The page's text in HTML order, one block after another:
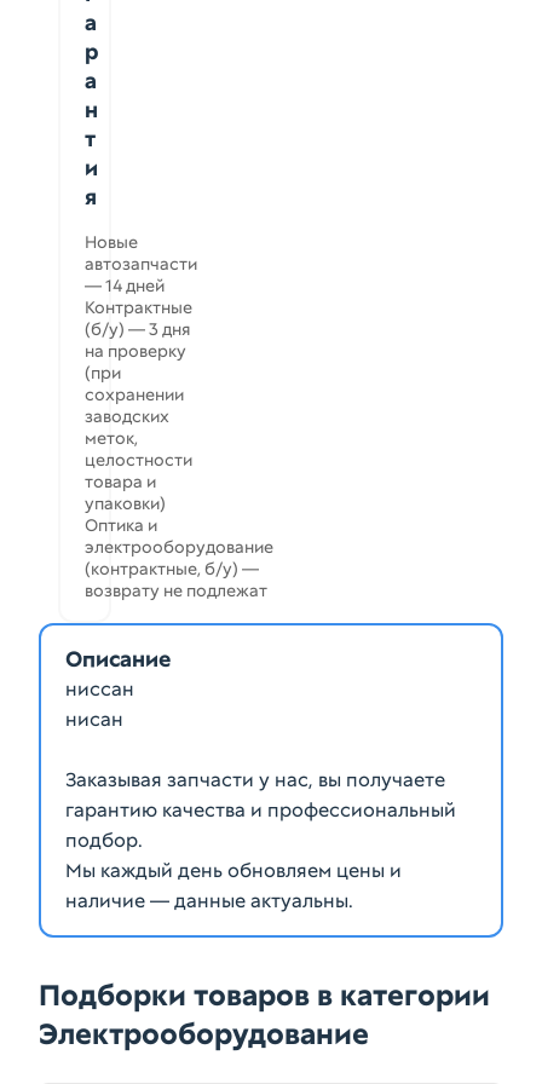
а
р
а
н
т
и
я
Новые
автозапчасти
— 14 дней
Контрактные
(б/у) — 3 дня
на проверку
(при
сохранении
заводских
меток,
целостности
товара и
упаковки)
Оптика и
электрооборудование
(контрактные, б/у) —
возврату не подлежат
Описание
ниссан
нисан
Заказывая запчасти у нас, вы получаете
гарантию качества и профессиональный
подбор.
Мы каждый день обновляем цены и
наличие — данные актуальны.
Подборки товаров в категории
Электрооборудование